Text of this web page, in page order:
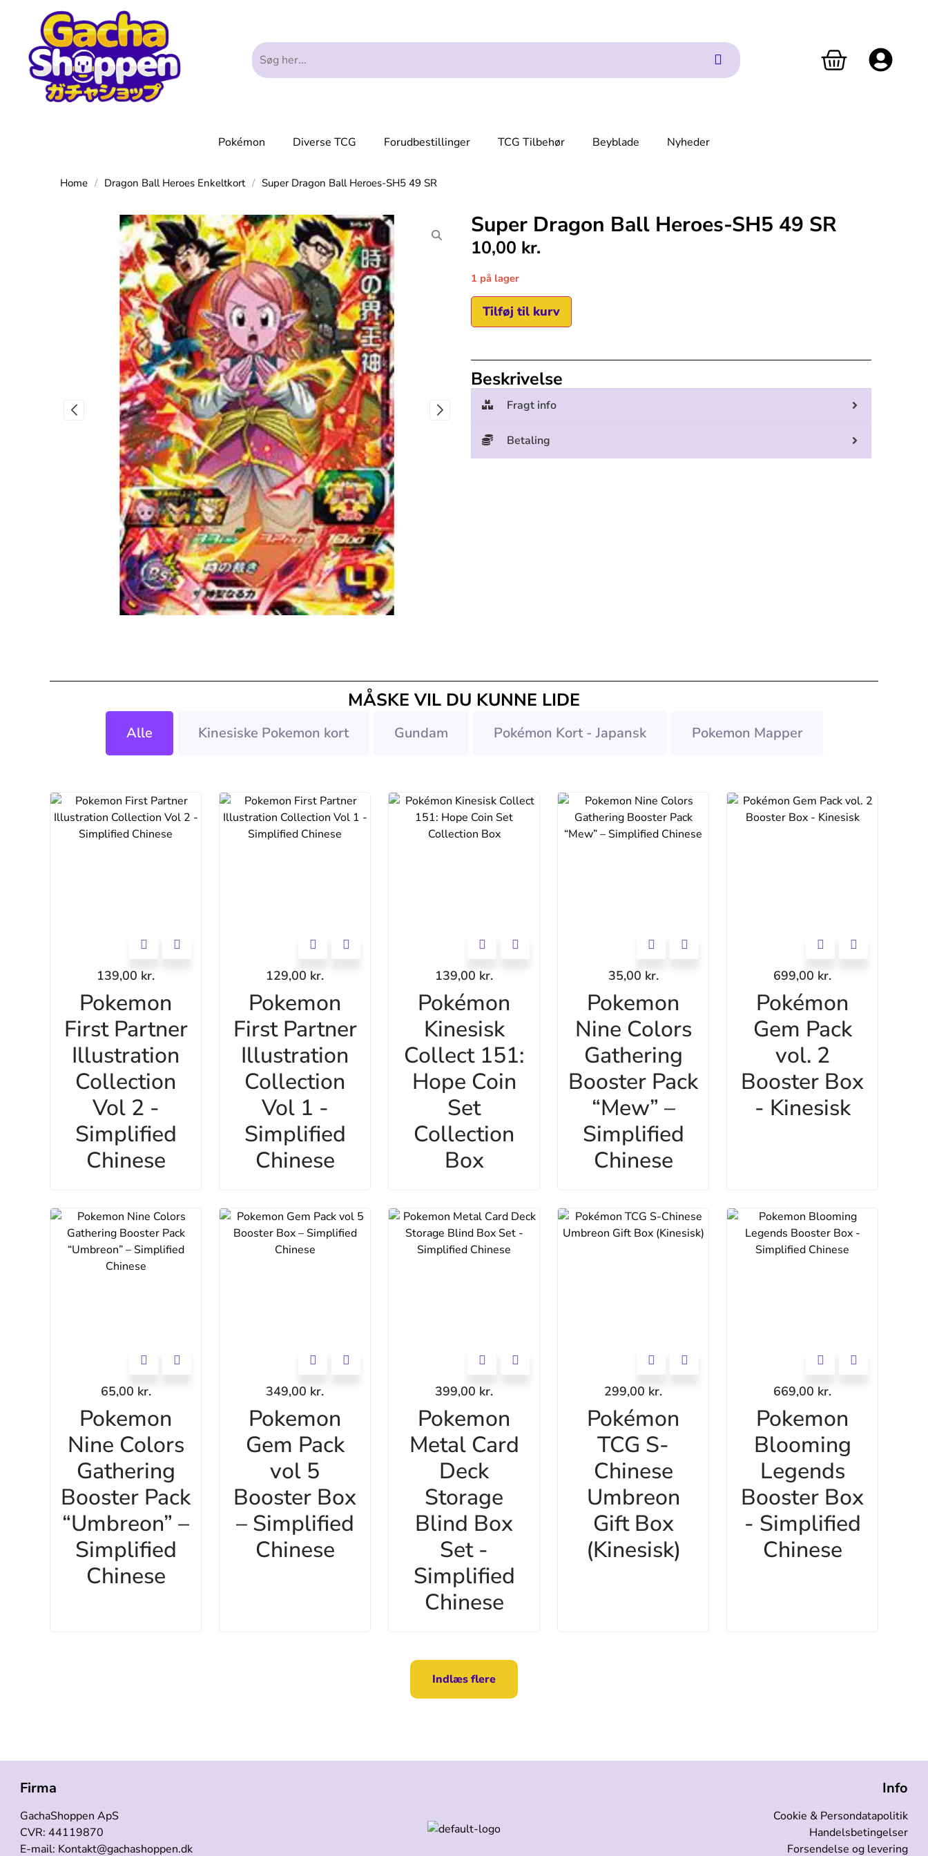
Pokémon Diverse TCG Forudbestillinger TCG Tilbehør Beyblade Nyheder
Home / Dragon Ball Heroes Enkeltkort / Super Dragon Ball Heroes-SH5 49 SR
Super Dragon Ball Heroes-SH5 49 SR
10,00 kr.
1 på lager
Tilføj til kurv
Beskrivelse
Fragt info
Betaling
MÅSKE VIL DU KUNNE LIDE
Alle Kinesiske Pokemon kort Gundam Pokémon Kort - Japansk Pokemon Mapper
139,00 kr.
Pokemon
First Partner
Illustration
Collection
Vol 2 -
Simplified
Chinese
129,00 kr.
Pokemon
First Partner
Illustration
Collection
Vol 1 -
Simplified
Chinese
139,00 kr.
Pokémon
Kinesisk
Collect 151:
Hope Coin
Set
Collection
Box
35,00 kr.
Pokemon
Nine Colors
Gathering
Booster Pack
“Mew” –
Simplified
Chinese
699,00 kr.
Pokémon
Gem Pack
vol. 2
Booster Box
- Kinesisk
65,00 kr.
Pokemon
Nine Colors
Gathering
Booster Pack
“Umbreon” –
Simplified
Chinese
349,00 kr.
Pokemon
Gem Pack
vol 5
Booster Box
– Simplified
Chinese
399,00 kr.
Pokemon
Metal Card
Deck
Storage
Blind Box
Set -
Simplified
Chinese
299,00 kr.
Pokémon
TCG S-
Chinese
Umbreon
Gift Box
(Kinesisk)
669,00 kr.
Pokemon
Blooming
Legends
Booster Box
- Simplified
Chinese
Indlæs flere
Firma
GachaShoppen ApS
CVR: 44119870
E-mail: Kontakt@gachashoppen.dk
Info
Cookie & Persondatapolitik
Handelsbetingelser
Forsendelse og levering